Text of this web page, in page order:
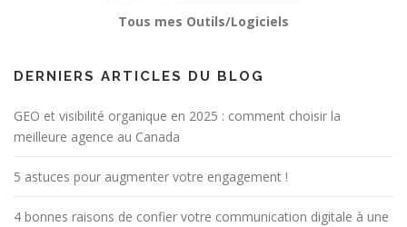
Tous mes Outils/Logiciels
DERNIERS ARTICLES DU BLOG
GEO et visibilité organique en 2025 : comment choisir la
meilleure agence au Canada
5 astuces pour augmenter votre engagement !
4 bonnes raisons de confier votre communication digitale à une